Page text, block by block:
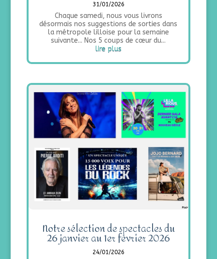
31/01/2026
Chaque samedi, nous vous livrons
désormais nos suggestions de sorties dans
la métropole lilloise pour la semaine
suivante... Nos 5 coups de cœur du...
lire plus
Notre sélection de spectacles du
26 janvier au 1er février 2026
24/01/2026